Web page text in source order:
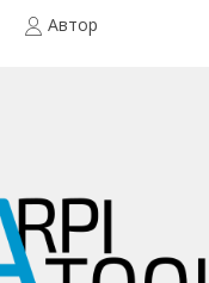
Автор